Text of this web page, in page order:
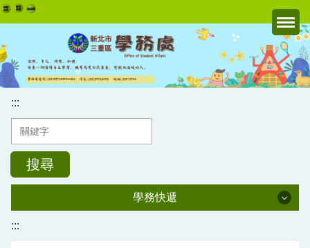
跳
到
主
要
內
區
:::
搜尋
學務快遞
:::